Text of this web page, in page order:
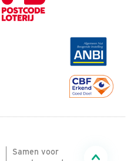
Samen voor